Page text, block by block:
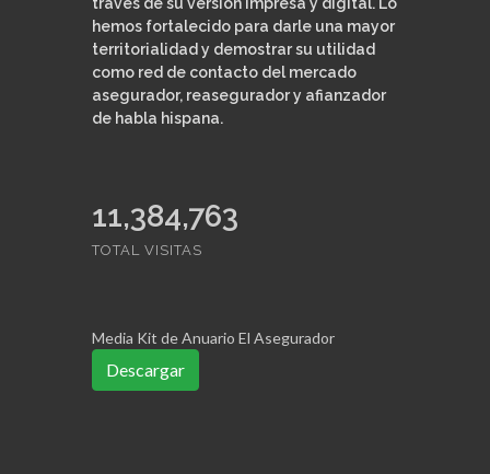
hemos fortalecido para darle una mayor
territorialidad y demostrar su utilidad
como red de contacto del mercado
asegurador, reasegurador y afianzador
de habla hispana.
11,384,763
TOTAL VISITAS
Media Kit de Anuario El Asegurador
Descargar